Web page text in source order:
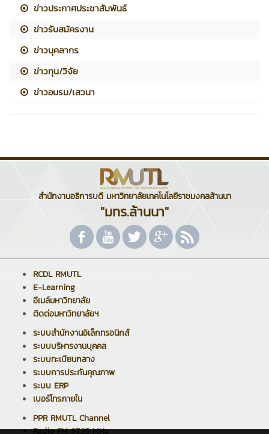
ข่าวประกาศประชาสัมพันธ์
ข่าวรับสมัครงาน
ข่าวบุคลากร
ข่าวทุน/วิจัย
ข่าวอบรม/เสวนา
สำนักงานอธิการบดี มหาวิทยาลัยเทคโนโลยีราชมงคลล้านนา
"มทร.ล้านนา"
RCDL RMUTL
E-Learning
อีเมล์มหาวิทยาลัย
ติดต่อมหาวิทยาลัยฯ
ระบบสำนักงานอิเล็กทรอนิกส์
ระบบบริหารงานบุคคล
ระบบทะเบียนกลาง
ระบบการประกันคุณภาพ
ระบบ ERP
เบอร์โทรภายใน
PPR RMUTL Channel
Radio FM 97.25 MHz